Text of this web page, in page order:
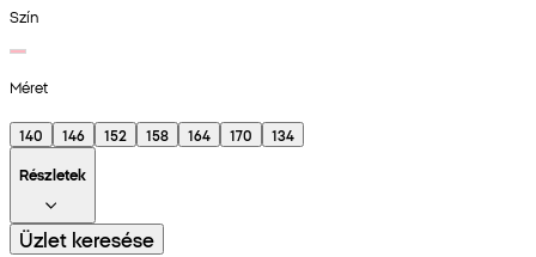
Szín
Méret
140 146 152 158 164 170
134
Részletek
Üzlet keresése